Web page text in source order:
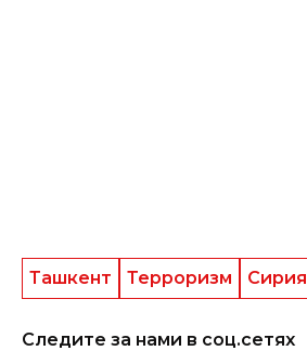
Ташкент Терроризм Сирия
Следите за нами в соц.сетях